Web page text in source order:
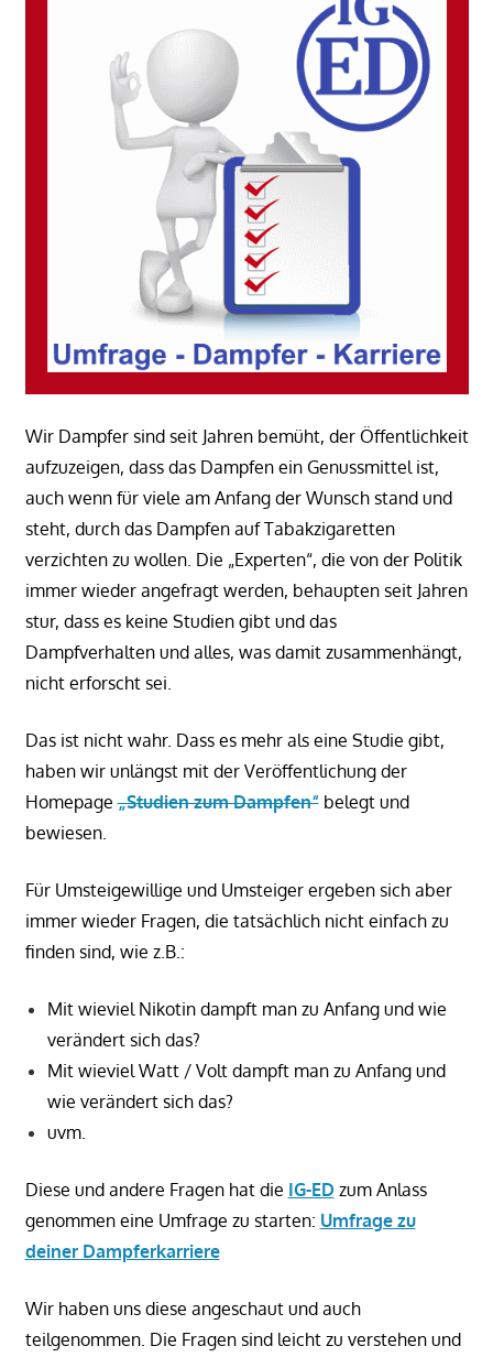
Wir Dampfer sind seit Jahren bemüht, der Öffentlichkeit
aufzuzeigen, dass das Dampfen ein Genussmittel ist,
auch wenn für viele am Anfang der Wunsch stand und
steht, durch das Dampfen auf Tabakzigaretten
verzichten zu wollen. Die „Experten“, die von der Politik
immer wieder angefragt werden, behaupten seit Jahren
stur, dass es keine Studien gibt und das
Dampfverhalten und alles, was damit zusammenhängt,
nicht erforscht sei.
Das ist nicht wahr. Dass es mehr als eine Studie gibt,
haben wir unlängst mit der Veröffentlichung der
Homepage„Studien zum Dampfen“belegt und
bewiesen.
Für Umsteigewillige und Umsteiger ergeben sich aber
immer wieder Fragen, die tatsächlich nicht einfach zu
finden sind, wie z.B.:
Mit wieviel Nikotin dampft man zu Anfang und wie
verändert sich das?
Mit wieviel Watt / Volt dampft man zu Anfang und
wie verändert sich das?
uvm.
Diese und andere Fragen hat die IG-ED zum Anlass
genommen eine Umfrage zu starten: Umfrage zu
deiner Dampferkarriere
Wir haben uns diese angeschaut und auch
teilgenommen. Die Fragen sind leicht zu verstehen und